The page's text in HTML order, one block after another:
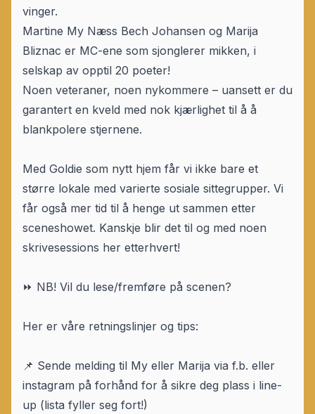
vinger.
Martine My Næss Bech Johansen og Marija
Bliznac er MC-ene som sjonglerer mikken, i
selskap av opptil 20 poeter!
Noen veteraner, noen nykommere – uansett er du
garantert en kveld med nok kjærlighet til å å
blankpolere stjernene.
Med Goldie som nytt hjem får vi ikke bare et
større lokale med varierte sosiale sittegrupper. Vi
får også mer tid til å henge ut sammen etter
sceneshowet. Kanskje blir det til og med noen
skrivesessions her etterhvert!
⏩️ NB! Vil du lese/fremføre på scenen?
Her er våre retningslinjer og tips:
📌 Sende melding til My eller Marija via f.b. eller
instagram på forhånd for å sikre deg plass i line-
up (lista fyller seg fort!)